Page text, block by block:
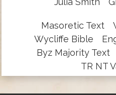
Masoretic Text
Wycliffe Bible
Byz Majority Text
TR NT